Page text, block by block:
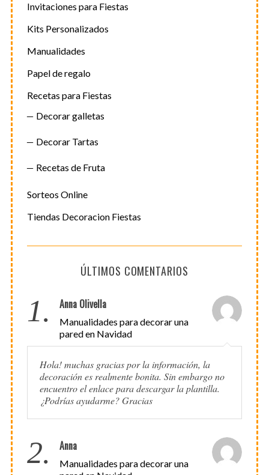
Invitaciones para Fiestas
Kits Personalizados
Manualidades
Papel de regalo
Recetas para Fiestas
Decorar galletas
Decorar Tartas
Recetas de Fruta
Sorteos Online
Tiendas Decoracion Fiestas
ÚLTIMOS COMENTARIOS
1. Anna Olivella
Manualidades para decorar una
pared en Navidad
Hola! muchas gracias por la información, la
decoración es realmente bonita. Sin embargo no
encuentro el enlace para descargar la plantilla.
¿Podrías ayudarme? Gracias
2. Anna
Manualidades para decorar una